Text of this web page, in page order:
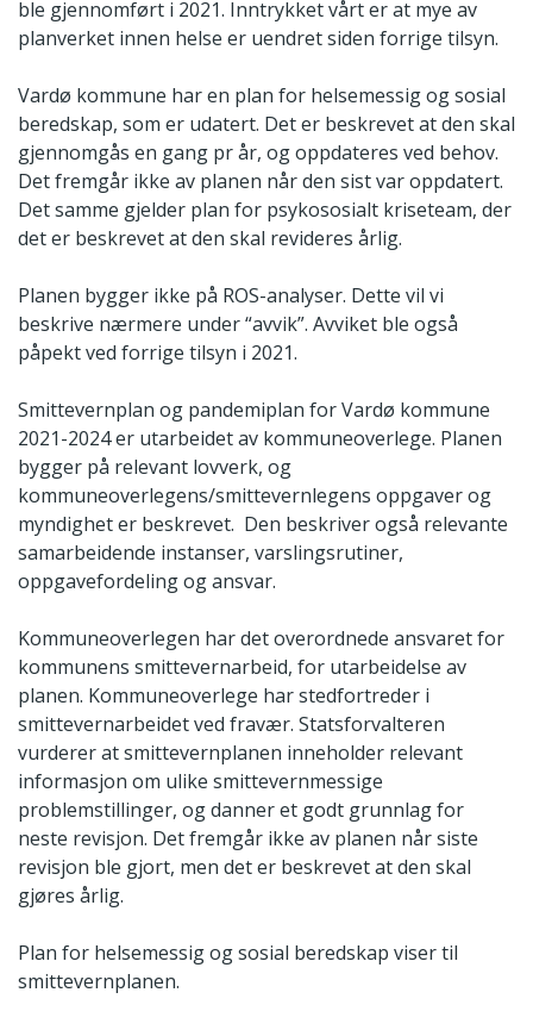
ble gjennomført i 2021. Inntrykket vårt er at mye av
planverket innen helse er uendret siden forrige tilsyn.
Vardø kommune har en plan for helsemessig og sosial
beredskap, som er udatert. Det er beskrevet at den skal
gjennomgås en gang pr år, og oppdateres ved behov.
Det fremgår ikke av planen når den sist var oppdatert.
Det samme gjelder plan for psykososialt kriseteam, der
det er beskrevet at den skal revideres årlig.
Planen bygger ikke på ROS-analyser. Dette vil vi
beskrive nærmere under “avvik”. Avviket ble også
påpekt ved forrige tilsyn i 2021.
Smittevernplan og pandemiplan for Vardø kommune
2021-2024 er utarbeidet av kommuneoverlege. Planen
bygger på relevant lovverk, og
kommuneoverlegens/smittevernlegens oppgaver og
myndighet er beskrevet. Den beskriver også relevante
samarbeidende instanser, varslingsrutiner,
oppgavefordeling og ansvar.
Kommuneoverlegen har det overordnede ansvaret for
kommunens smittevernarbeid, for utarbeidelse av
planen. Kommuneoverlege har stedfortreder i
smittevernarbeidet ved fravær. Statsforvalteren
vurderer at smittevernplanen inneholder relevant
informasjon om ulike smittevernmessige
problemstillinger, og danner et godt grunnlag for
neste revisjon. Det fremgår ikke av planen når siste
revisjon ble gjort, men det er beskrevet at den skal
gjøres årlig.
Plan for helsemessig og sosial beredskap viser til
smittevernplanen.